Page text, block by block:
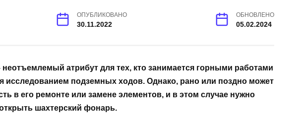
ОПУБЛИКОВАНО
30.11.2022
ОБНОВЛЕНО
05.02.2024
атрибут для тех, кто занимается горными работами
исследованием подземных ходов. Однако, рано или поздно может
в его ремонте или замене элементов, и в этом случае нужно
шахтерский фонарь.